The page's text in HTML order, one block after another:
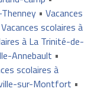
• Vacances
Vacances scolaires à
à La Trinité-de-
Annebault •
scolaires à
sur-Montfort •